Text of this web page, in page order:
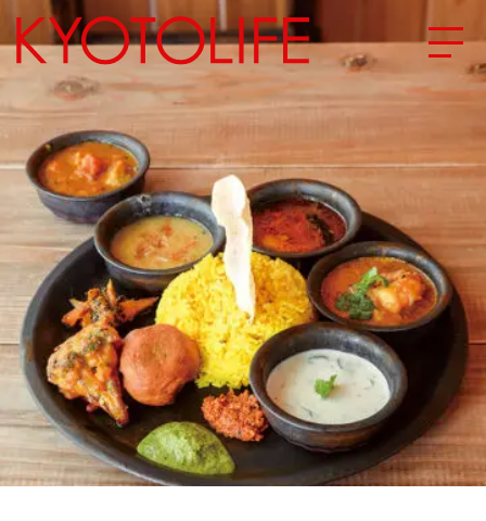
エリアから探す
地図から探す
カテゴリーから探す
SPECIAL
NEW OPEN
SERIES
CULTURE